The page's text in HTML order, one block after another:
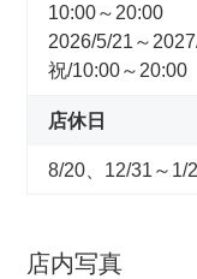
あさひのサービス
サイクルベースあ
10:00～20:00
2026/5/21～
祝/10:00～20:00
店休日
8/20、12/31～1/
店内写真